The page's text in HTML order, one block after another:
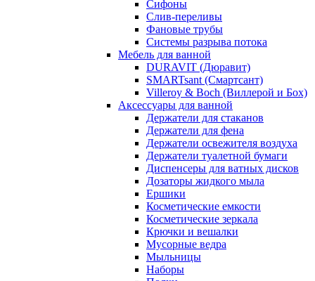
Сифоны
Слив-переливы
Фановые трубы
Системы разрыва потока
Мебель для ванной
DURAVIT (Дюравит)
SMARTsant (Смартсант)
Villeroy & Boch (Виллерой и Бох)
Аксессуары для ванной
Держатели для стаканов
Держатели для фена
Держатели освежителя воздуха
Держатели туалетной бумаги
Диспенсеры для ватных дисков
Дозаторы жидкого мыла
Ершики
Косметические емкости
Косметические зеркала
Крючки и вешалки
Мусорные ведра
Мыльницы
Наборы